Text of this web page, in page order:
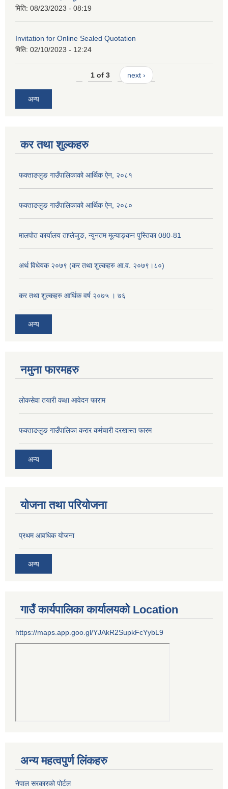
मिति: 08/23/2023 - 08:19
Invitation for Online Sealed Quotation
मिति: 02/10/2023 - 12:24
1 of 3 next ›
अन्य
कर तथा शुल्कहरु
फक्ताङलुङ गाउँपालिकाको आर्थिक ऐन, २०८१
फक्ताङलुङ गाउँपालिकाको आर्थिक ऐन, २०८०
मालपोत कार्यालय ताप्लेजुङ, न्युनतम मूल्याङ्कन पुस्तिका 080-81
अर्थ विधेयक २०७९ (कर तथा शुल्कहरु आ.व. २०७९।८०)
कर तथा शुल्कहरु आर्थिक वर्ष २०७५ । ७६
अन्य
नमुना फारमहरु
लोकसेवा तयारी कक्षा आवेदन फाराम
फक्ताङलुङ गाउँपालिका करार कर्मचारी दरखास्त फारम
अन्य
योजना तथा परियोजना
प्रथम आवधिक योजना
अन्य
गाउँ कार्यपालिका कार्यालयको Location
https://maps.app.goo.gl/YJAkR2SupkFcYybL9
अन्य महत्वपुर्ण लिंकहरु
नेपाल सरकारको पोर्टल